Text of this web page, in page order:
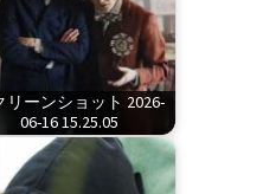
リーンショット 2026-
06-16 15.25.05